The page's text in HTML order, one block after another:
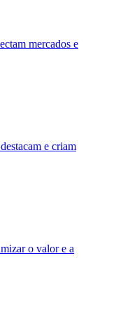
mercados e
e criam
o valor e a